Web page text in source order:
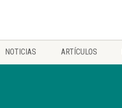
NOTICIAS ARTÍCULOS